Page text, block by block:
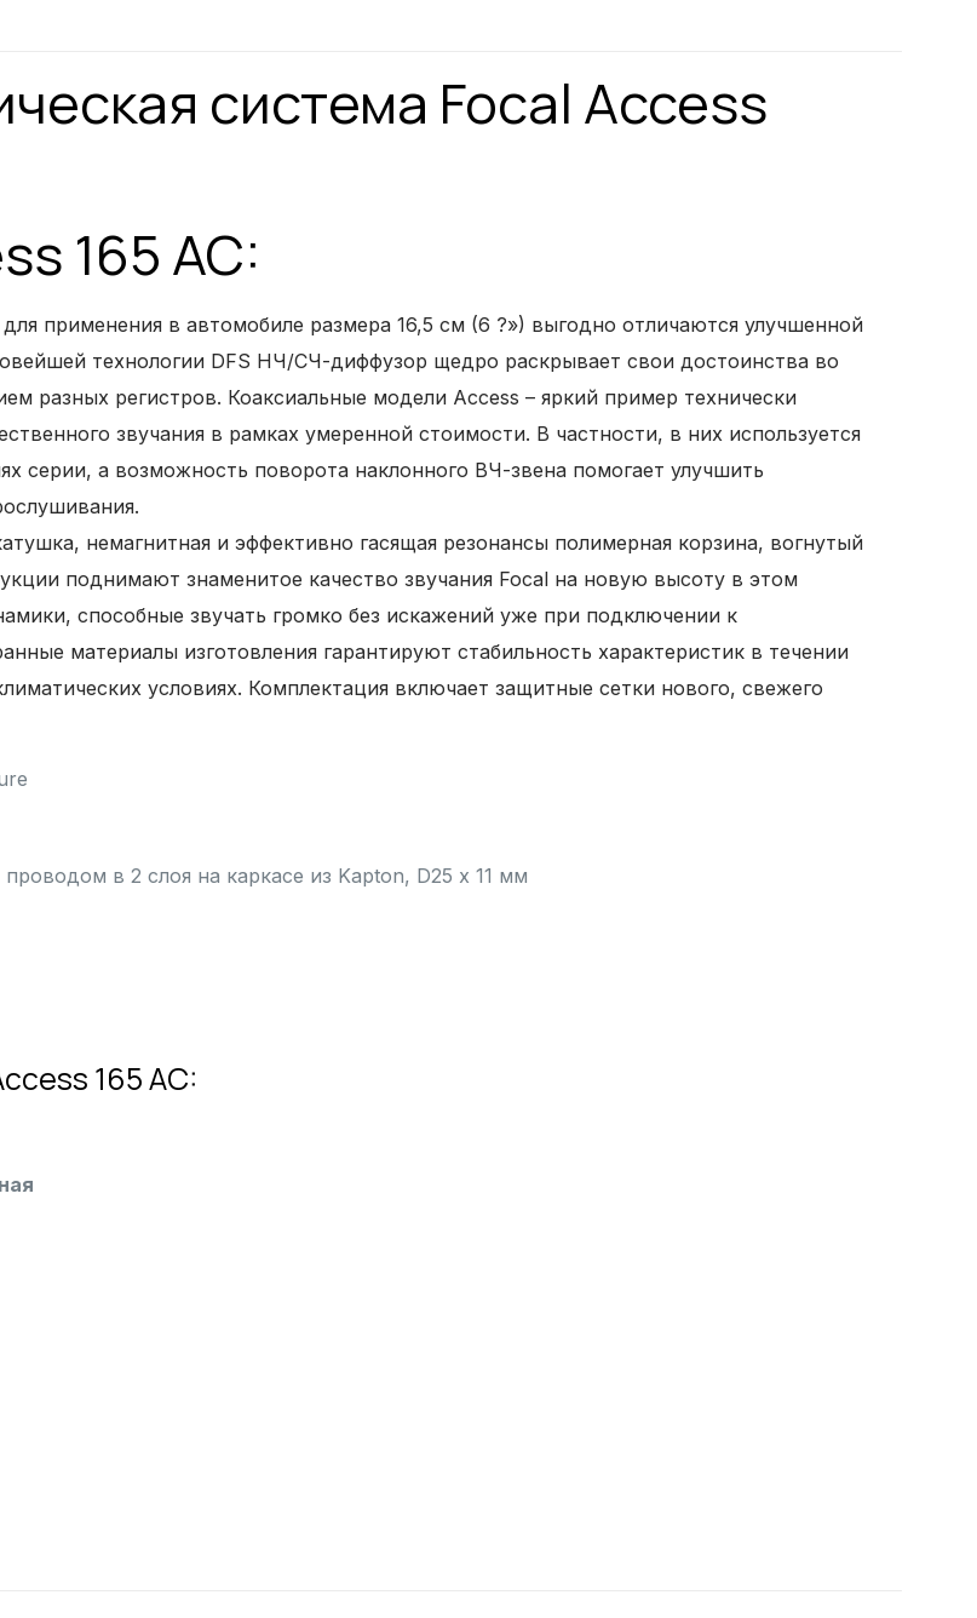
система Focal Access
165 AC:
применения в автомобиле размера 16,5 см (6 ?») выгодно отличаются улучшенной
технологии DFS НЧ/СЧ-диффузор щедро раскрывает свои достоинства во
разных регистров. Коаксиальные модели Access – яркий пример технически
звучания в рамках умеренной стоимости. В частности, в них используется
серии, а возможность поворота наклонного ВЧ-звена помогает улучшить
немагнитная и эффективно гасящая резонансы полимерная корзина, вогнутый
поднимают знаменитое качество звучания Focal на новую высоту в этом
способные звучать громко без искажений уже при подключении к
материалы изготовления гарантируют стабильность характеристик в течении
условиях. Комплектация включает защитные сетки нового, свежего
в 2 слоя на каркасе из Kapton, D25 х 11 мм
165 AC: